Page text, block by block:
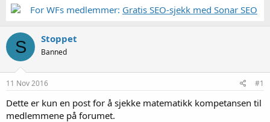
a
e
r
a
For WFs medlemmer: Gratis SEO-sjekk med Sonar SEO
S Stoppet
Banned
11 Nov 2016 #1
Dette er kun en post for å sjekke matematikk kompetansen til
medlemmene på forumet.